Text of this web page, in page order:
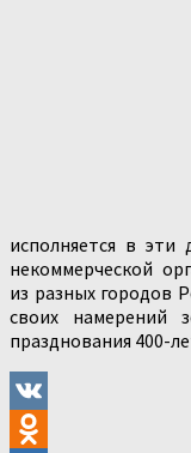
исполняется в
некоммерческой
из разных городов
своих намерений
празднования 400-
VK